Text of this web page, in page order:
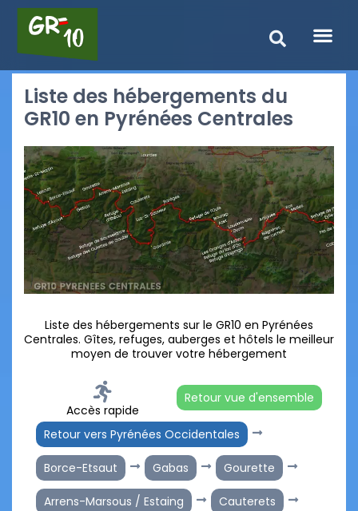
Liste des hébergements du
GR10 en Pyrénées Centrales
Liste des hébergements sur le GR10 en Pyrénées
Centrales. Gîtes, refuges, auberges et hôtels le meilleur
moyen de trouver votre hébergement
Accès rapide
Retour vue d'ensemble
Retour vers Pyrénées Occidentales
Borce-Etsaut Gabas Gourette
Arrens-Marsous / Estaing Cauterets